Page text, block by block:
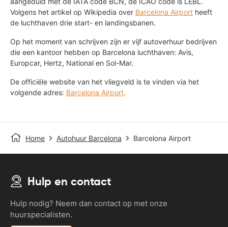
Volgens het artikel op Wikipedia over Barcelona Airport heeft
de luchthaven drie start- en landingsbanen.
Op het moment van schrijven zijn er vijf autoverhuur bedrijven
die een kantoor hebben op Barcelona luchthaven: Avis,
Europcar, Hertz, National en Sol-Mar.
De officiële website van het vliegveld is te vinden via het
volgende adres: Barcelona Airport.
Home Autohuur Barcelona Barcelona Airport
Hulp en contact
Hulp nodig? Neem dan contact op met onze
huurspecialisten.